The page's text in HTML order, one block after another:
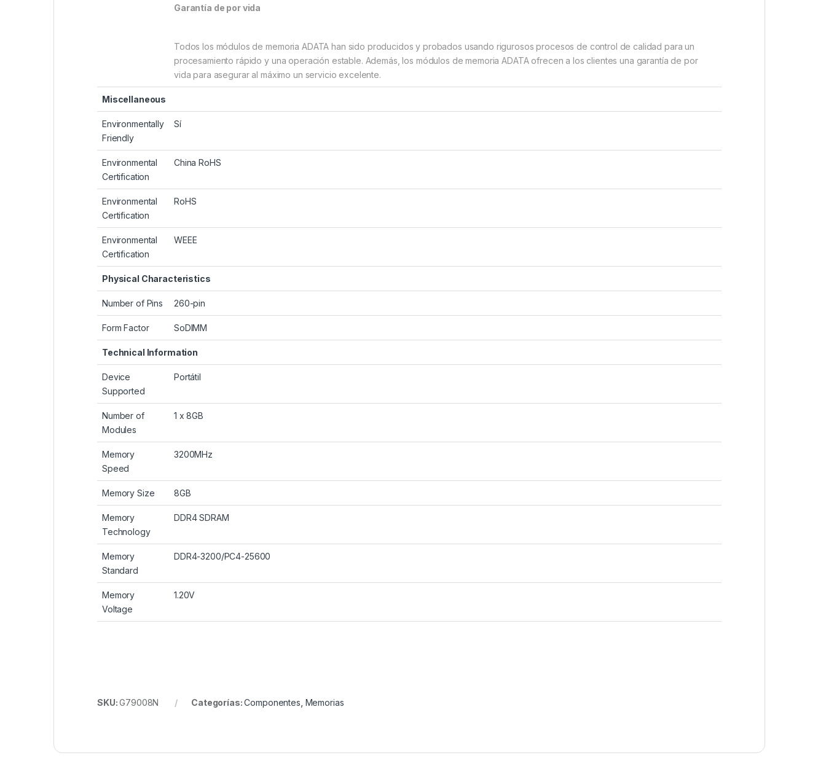
Garantía de por vida
Todos los módulos de memoria ADATA han sido producidos y probados usando rigurosos procesos de control de calidad para un
procesamiento rápido y una operación estable. Además, los módulos de memoria ADATA ofrecen a los clientes una garantía de por
vida para asegurar al máximo un servicio excelente.
Miscellaneous
Environmentally
Friendly
Sí
Environmental
Certification
China RoHS
Environmental
Certification
RoHS
Environmental
Certification
WEEE
Physical Characteristics
Number of Pins 260-pin
Form Factor SoDIMM
Technical Information
Device
Supported
Portátil
Number of
Modules
1 x 8GB
Memory
Speed
3200MHz
Memory Size 8GB
Memory
Technology
DDR4 SDRAM
Memory
Standard
DDR4-3200/PC4-25600
Memory
Voltage
1.20V
SKU:G79008N Categorías:Componentes Memorias